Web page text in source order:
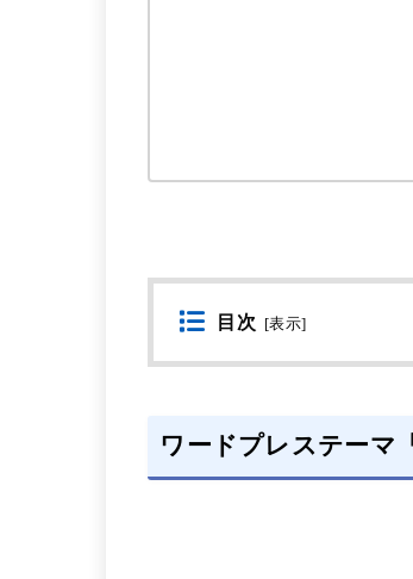
目次 [表示]
ワードプレステーマ